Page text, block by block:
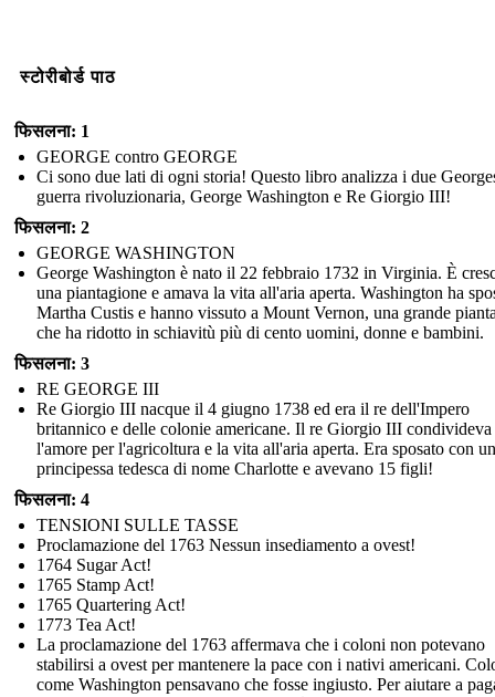
स्टोरीबोर्ड पाठ
फिसलना: 1
GEORGE contro GEORGE
Ci sono due lati di ogni storia! Questo libro analizza i due
guerra rivoluzionaria, George Washington e Re Giorgio III!
फिसलना: 2
GEORGE WASHINGTON
George Washington è nato il 22 febbraio 1732 in Virginia. È
una piantagione e amava la vita all'aria aperta. Washington ha
Martha Custis e hanno vissuto a Mount Vernon, una grande
che ha ridotto in schiavitù più di cento uomini, donne e bambini.
फिसलना: 3
RE GEORGE III
Re Giorgio III nacque il 4 giugno 1738 ed era il re dell'Impero
britannico e delle colonie americane. Il re Giorgio III condivideva
l'amore per l'agricoltura e la vita all'aria aperta. Era sposato con
principessa tedesca di nome Charlotte e avevano 15 figli!
फिसलना: 4
TENSIONI SULLE TASSE
Proclamazione del 1763 Nessun insediamento a ovest!
1764 Sugar Act!
1765 Stamp Act!
1765 Quartering Act!
1773 Tea Act!
La proclamazione del 1763 affermava che i coloni non potevano
stabilirsi a ovest per mantenere la pace con i nativi americani.
come Washington pensavano che fosse ingiusto. Per aiutare a